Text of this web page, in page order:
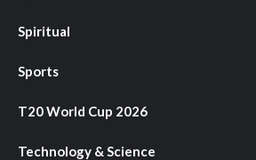
Spiritual
Sports
T20 World Cup 2026
Technology & Science